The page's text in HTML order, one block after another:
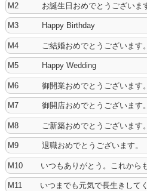
M2 お誕生日おめでとうございます
M3 Happy Birthday
M4 ご結婚おめでとうございます。
M5 Happy Wedding
M6 御開業おめでとうございます。
M7 御開店おめでとうございます。
M8 ご新築おめでとうございます。
M9 退職おめでとうございます。
M10 いつもありがとう。これからも
M11 いつまでも元気で長生きしてく